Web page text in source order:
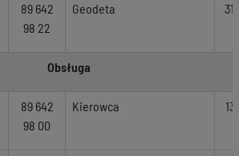
89 642
98 22
Geodeta
Obsługa
89 642
98 00
Kierowca